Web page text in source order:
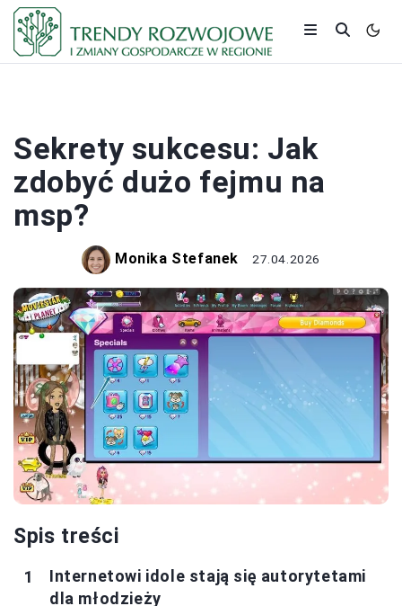
Sekrety sukcesu: Jak
zdobyć dużo fejmu na
msp?
Monika Stefanek 27.04.2026
Spis treści
Internetowi idole stają się autorytetami
dla młodzieży